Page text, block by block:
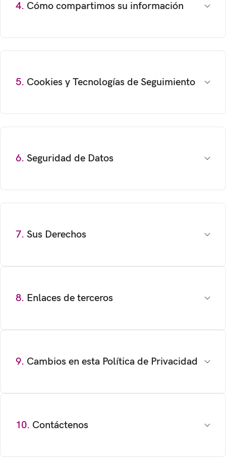
4. Cómo compartimos su información
5. Cookies y Tecnologías de Seguimiento
6. Seguridad de Datos
7. Sus Derechos
8. Enlaces de terceros
9. Cambios en esta Política de Privacidad
10. Contáctenos